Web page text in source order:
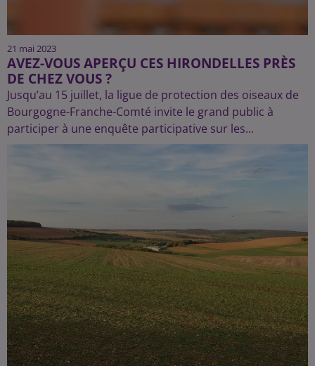
21 mai 2023
AVEZ-VOUS APERÇU CES HIRONDELLES PRÈS
DE CHEZ VOUS ?
Jusqu’au 15 juillet, la ligue de protection des oiseaux de
Bourgogne-Franche-Comté invite le grand public à
participer à une enquête participative sur les...